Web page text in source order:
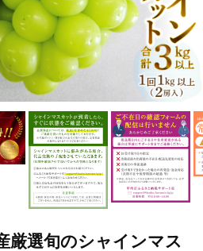
厳選旬のシャインマス